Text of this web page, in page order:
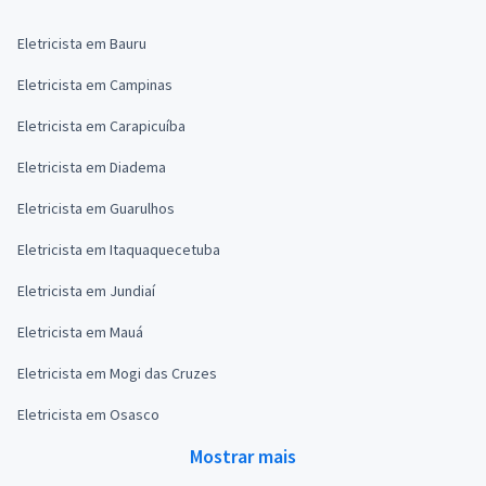
Eletricista em Bauru
Eletricista em Campinas
Eletricista em Carapicuíba
Eletricista em Diadema
Eletricista em Guarulhos
Eletricista em Itaquaquecetuba
Eletricista em Jundiaí
Eletricista em Mauá
Eletricista em Mogi das Cruzes
Eletricista em Osasco
Mostrar mais